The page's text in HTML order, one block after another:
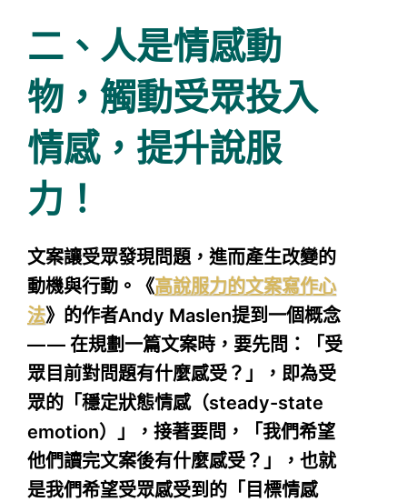
二、人是情感動
物，觸動受眾投入
情感，提升說服
力！
文案讓受眾發現問題，進而產生改變的
動機與行動。《高說服力的文案寫作心
法》的作者Andy Maslen提到一個概念
— — 在規劃一篇文案時，要先問：「受
眾目前對問題有什麼感受？」，即為受
眾的「穩定狀態情感（steady-state
emotion）」，接著要問，「我們希望
他們讀完文案後有什麼感受？」，也就
是我們希望受眾感受到的「目標情感